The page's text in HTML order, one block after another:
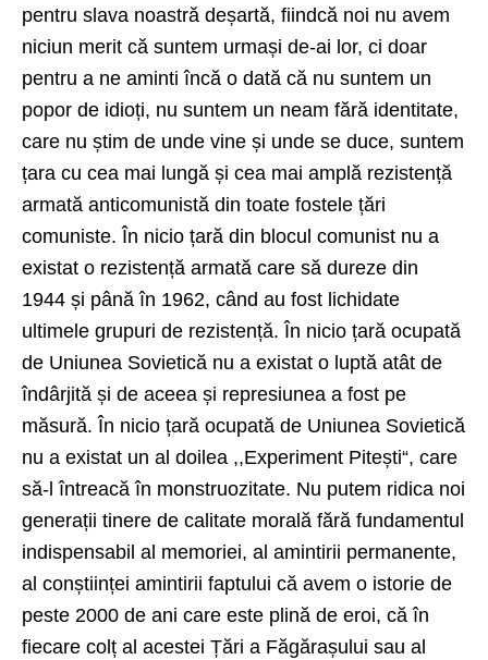
pentru slava noastră deșartă, fiindcă noi nu avem
niciun merit că suntem urmași de-ai lor, ci doar
pentru a ne aminti încă o dată că nu suntem un
popor de idioți, nu suntem un neam fără identitate,
care nu știm de unde vine și unde se duce, suntem
țara cu cea mai lungă și cea mai amplă rezistență
armată anticomunistă din toate fostele țări
comuniste. În nicio țară din blocul comunist nu a
existat o rezistență armată care să dureze din
1944 și până în 1962, când au fost lichidate
ultimele grupuri de rezistență. În nicio țară ocupată
de Uniunea Sovietică nu a existat o luptă atât de
îndârjită și de aceea și represiunea a fost pe
măsură. În nicio țară ocupată de Uniunea Sovietică
nu a existat un al doilea ,,Experiment Pitești“, care
să-l întreacă în monstruozitate. Nu putem ridica noi
generații tinere de calitate morală fără fundamentul
indispensabil al memoriei, al amintirii permanente,
al conștiinței amintirii faptului că avem o istorie de
peste 2000 de ani care este plină de eroi, că în
fiecare colț al acestei Țări a Făgărașului sau al